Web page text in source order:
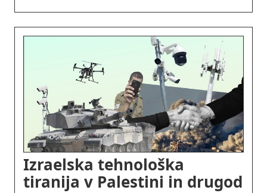
Izraelska tehnološka
tiranija v Palestini in drugod